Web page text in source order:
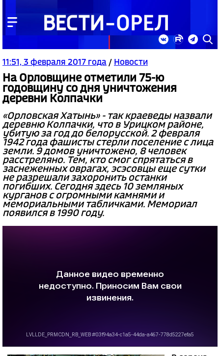
11:51, 3 февраля 2017 года / Новости
На Орловщине отметили 75-ю
годовщину со дня уничтожения
деревни Колпачки
«Орловская Хатынь» - так краеведы назвали
деревню Колпачки, что в Урицком районе,
убитую за год до белорусской. 2 февраля
1942 года фашисты стерли поселение с лица
земли. 9 домов уничтожено, 8 человек
расстреляно. Тем, кто смог спрятаться в
заснеженных оврагах, эсэсовцы еще сутки
не разрешали захоронить останки
погибших. Сегодня здесь 10 земляных
курганов с огромными камнями и
мемориальными табличками. Мемориал
появился в 1990 году.